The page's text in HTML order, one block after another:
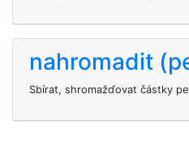
nahromadit
Sbírat, shromažďovat částky